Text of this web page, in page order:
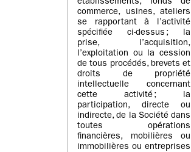
établissements, fonds de
commerce, usines, ateliers
se rapportant à l’activité
spécifiée ci-dessus ; la
prise, l’acquisition,
l’exploitation ou la cession
de tous procédés, brevets et
droits de propriété
intellectuelle concernant
cette activité ; la
participation, directe ou
indirecte, de la Société dans
toutes opérations
financières, mobilières ou
immobilières ou entreprises